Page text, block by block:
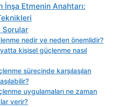
İnşa Etmenin Anahtarı:
Sorular
nedir ve neden önemlidir?
kişisel güçlenme nasıl
sürecinde karşılaşılan
uygulamaları ne zaman
verir?